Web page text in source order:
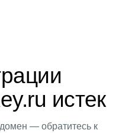
истек
— обратитесь к